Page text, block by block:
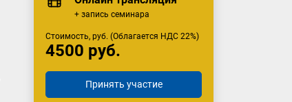
+ запись семинара
Стоимость, руб. (Облагается НДС 22%)
4500 руб.
Принять участие